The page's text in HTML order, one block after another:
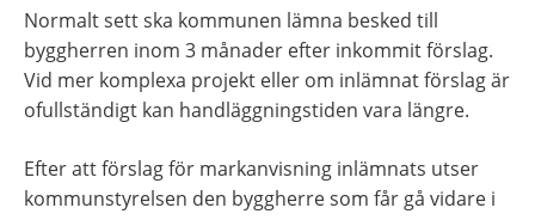
Normalt sett ska kommunen lämna besked till
byggherren inom 3 månader efter inkommit förslag.
Vid mer komplexa projekt eller om inlämnat förslag är
ofullständigt kan handläggningstiden vara längre.
Efter att förslag för markanvisning inlämnats utser
kommunstyrelsen den byggherre som får gå vidare i